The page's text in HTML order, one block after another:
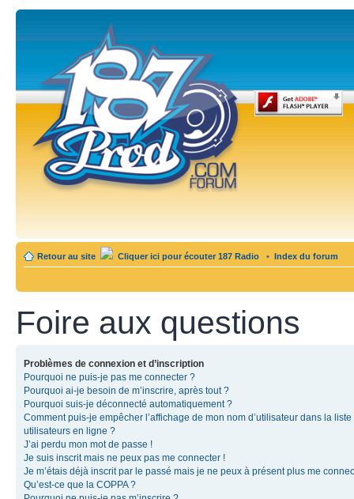
Retour au site Cliquer ici pour écouter 187 Radio • Index du forum
Foire aux questions
Problèmes de connexion et d’inscription
Pourquoi ne puis-je pas me connecter ?
Pourquoi ai-je besoin de m’inscrire, après tout ?
Pourquoi suis-je déconnecté automatiquement ?
Comment puis-je empêcher l’affichage de mon nom d’utilisateur dans la liste
utilisateurs en ligne ?
J’ai perdu mon mot de passe !
Je suis inscrit mais ne peux pas me connecter !
Je m’étais déjà inscrit par le passé mais je ne peux à présent plus me
Qu’est-ce que la COPPA ?